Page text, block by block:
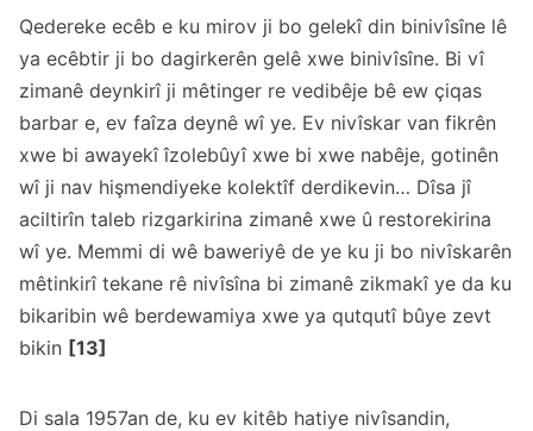
Qedereke ecêb e ku mirov ji bo gelekî din binivîsîne lê
ya ecêbtir ji bo dagirkerên gelê xwe binivîsîne. Bi vî
zimanê deynkirî ji mêtinger re vedibêje bê ew çiqas
barbar e, ev faîza deynê wî ye. Ev nivîskar van fikrên
xwe bi awayekî îzolebûyî xwe bi xwe nabêje, gotinên
wî ji nav hişmendiyeke kolektîf derdikevin… Dîsa jî
aciltirîn taleb rizgarkirina zimanê xwe û restorekirina
wî ye. Memmi di wê baweriyê de ye ku ji bo nivîskarên
mêtinkirî tekane rê nivîsîna bi zimanê zikmakî ye da ku
bikaribin wê berdewamiya xwe ya qutqutî bûye zevt
bikin [13]
Di sala 1957an de, ku ev kitêb hatiye nivîsandin,